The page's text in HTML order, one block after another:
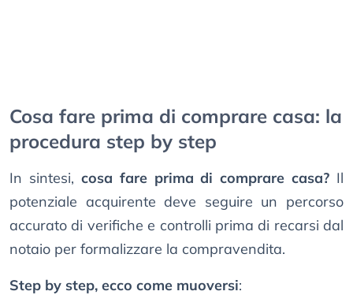
Cosa fare prima di comprare casa: la
procedura step by step
In sintesi, cosa fare prima di comprare casa? Il
potenziale acquirente deve seguire un percorso
accurato di verifiche e controlli prima di recarsi dal
notaio per formalizzare la compravendita.
Step by step, ecco come muoversi: